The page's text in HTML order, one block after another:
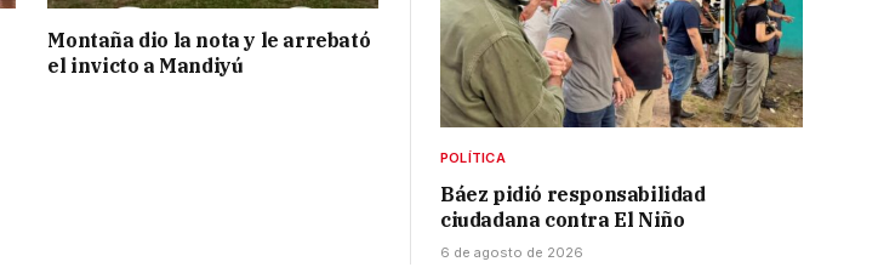
Montaña dio la nota y le arrebató
el invicto a Mandiyú
POLÍTICA
Báez pidió responsabilidad
ciudadana contra El Niño
6 de agosto de 2026